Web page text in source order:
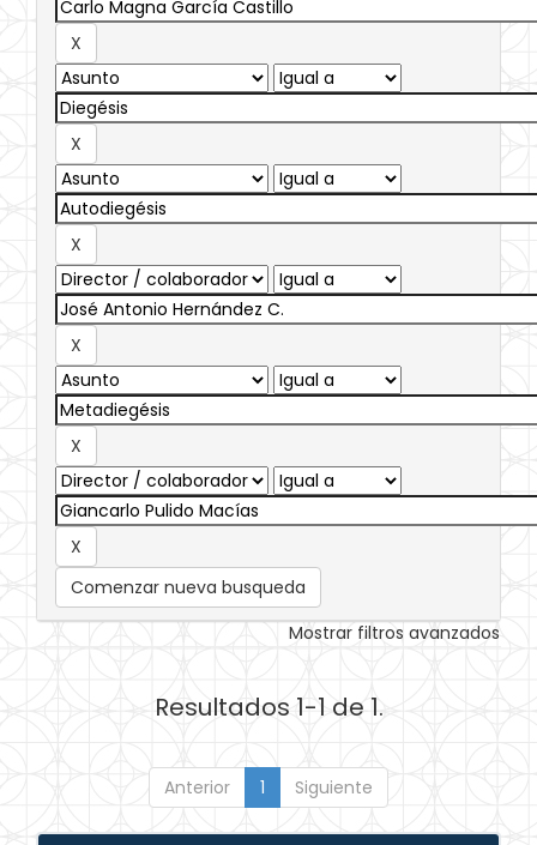
Comenzar nueva busqueda
Mostrar filtros avanzados
Resultados 1-1 de 1.
Anterior 1 Siguiente